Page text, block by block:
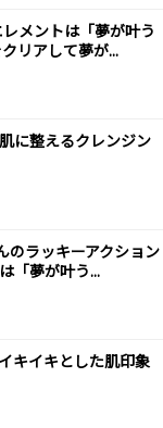
メントは「夢が叶う
リアして夢が...
に整えるクレンジン
のラッキーアクション
「夢が叶う...
キイキとした肌印象